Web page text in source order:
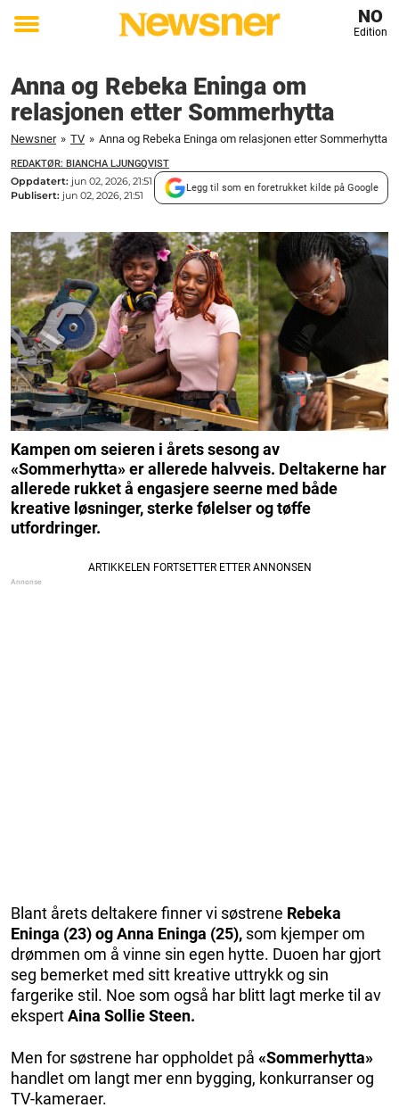
Toggle
NO
Edition
Anna og Rebeka Eninga om
relasjonen etter Sommerhytta
Newsner » TV » Anna og Rebeka Eninga om relasjonen etter Sommerhytta
REDAKTØR: BIANCHA LJUNGQVIST
Oppdatert: jun 02, 2026, 21:51
Publisert: jun 02, 2026, 21:51
Legg til som en foretrukket kilde på Google
Kampen om seieren i årets sesong av
«Sommerhytta» er allerede halvveis. Deltakerne har
allerede rukket å engasjere seerne med både
kreative løsninger, sterke følelser og tøffe
utfordringer.
Blant årets deltakere finner vi søstrene Rebeka
Eninga (23) og Anna Eninga (25), som kjemper om
drømmen om å vinne sin egen hytte. Duoen har gjort
seg bemerket med sitt kreative uttrykk og sin
fargerike stil. Noe som også har blitt lagt merke til av
ekspertAina Sollie Steen.
Men for søstrene har oppholdet på «Sommerhytta»
handlet om langt mer enn bygging, konkurranser og
TV-kameraer.